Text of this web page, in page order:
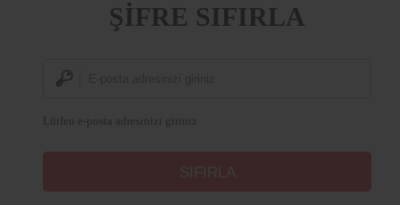
ŞİFRE SIFIRLA
Lütfen e-posta adresinizi giriniz